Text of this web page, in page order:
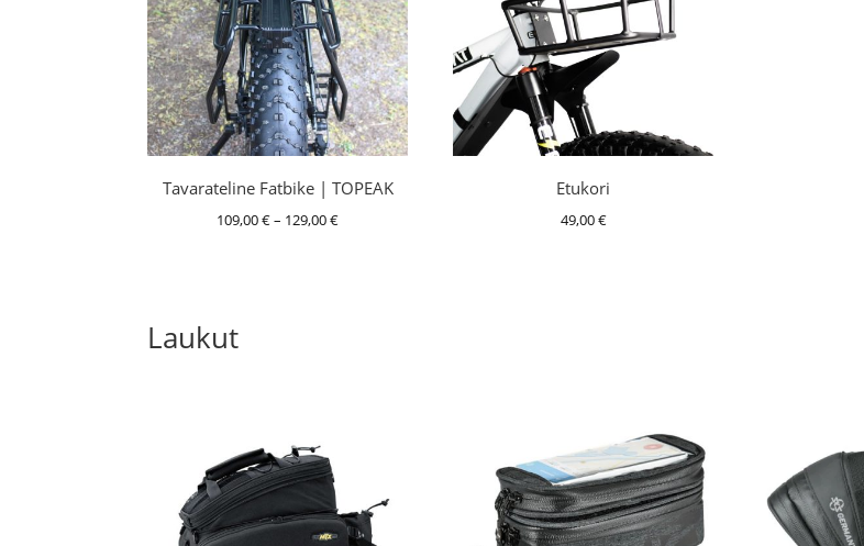
Tavarateline Fatbike | TOPEAK
109,00€– 129,00€Hintaluokka:
Etukori
49,00€
Laukut